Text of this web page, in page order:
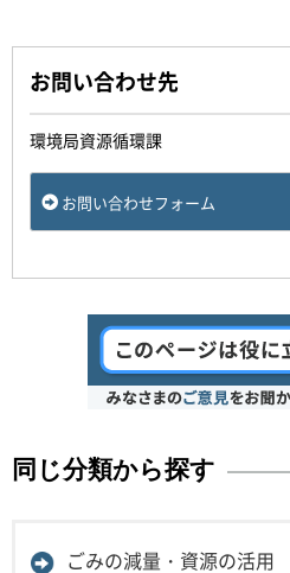
お問い合わせ先
環境局資源循環課
お問い合わせフォーム
同じ分類から探す
ごみの減量・資源の活用